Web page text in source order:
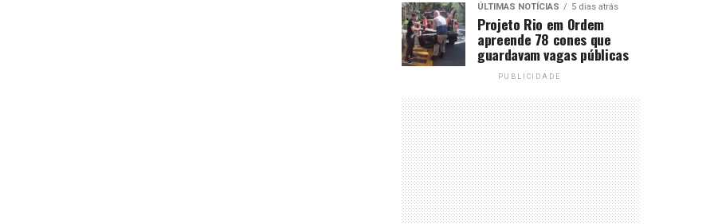
ÚLTIMAS NOTÍCIAS 5 dias atrás
Projeto Rio em Ordem
apreende 78 cones que
guardavam vagas públicas
PUBLICIDADE